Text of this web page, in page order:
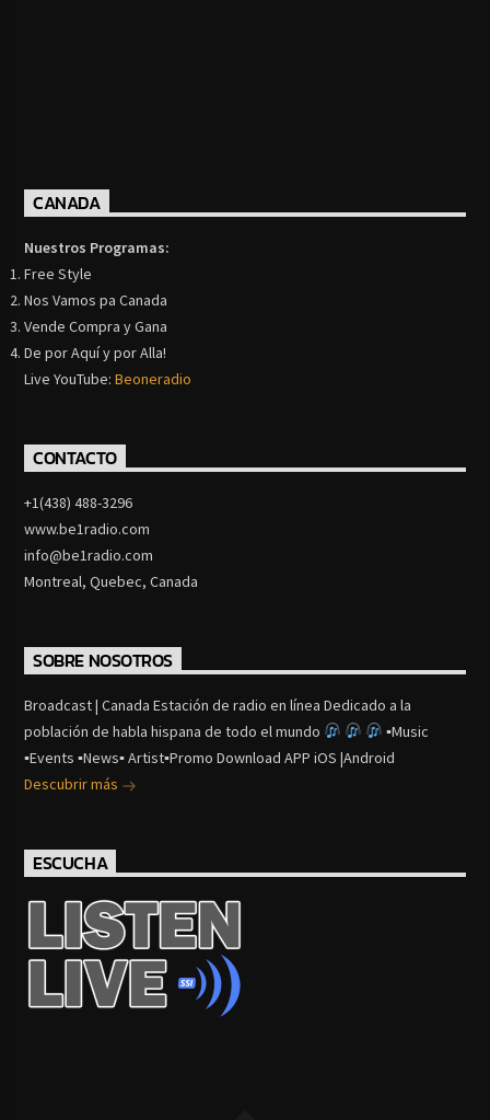
CANADA
Nuestros Programas:
Free Style
Nos Vamos pa Canada
Vende Compra y Gana
De por Aquí y por Alla!
Live YouTube:Beoneradio
CONTACTO
+1(438) 488-3296
www.be1radio.com
info@be1radio.com
Montreal, Quebec, Canada
SOBRE NOSOTROS
Broadcast | Canada Estación de radio en línea Dedicado a la
población de habla hispana de todo el mundo
▪Music
▪Events ▪News▪ Artist▪Promo Download APP iOS |Android
Descubrir más
ESCUCHA